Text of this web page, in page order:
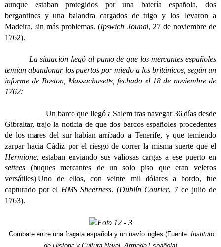
aunque estaban protegidos por una batería española, dos
bergantines y una balandra cargados de trigo y los llevaron a
Madeira, sin más problemas. (Ipswich Jounal, 27 de noviembre de
1762).
La situación llegó al punto de que los mercantes españoles
temían abandonar los puertos por miedo a los británicos, según un
informe de Boston, Massachusetts, fechado el 18 de noviembre de
1762:
Un barco que llegó a Salem tras navegar 36 días desde
Gibraltar, trajo la noticia de que dos barcos españoles procedentes
de los mares del sur habían arribado a Tenerife, y que temiendo
zarpar hacia Cádiz por el riesgo de correr la misma suerte que el
Hermione, estaban enviando sus valiosas cargas a ese puerto en
settees (buques mercantes de un solo piso que eran veleros
versátiles).Uno de ellos, con veinte mil dólares a bordo, fue
capturado por el HMS Sheerness. (Dublín Courier, 7 de julio de
1763).
Combate entre una fragata española y un navío ingles (Fuente: Instituto
de Historia y Cultura Naval, Armada Española)